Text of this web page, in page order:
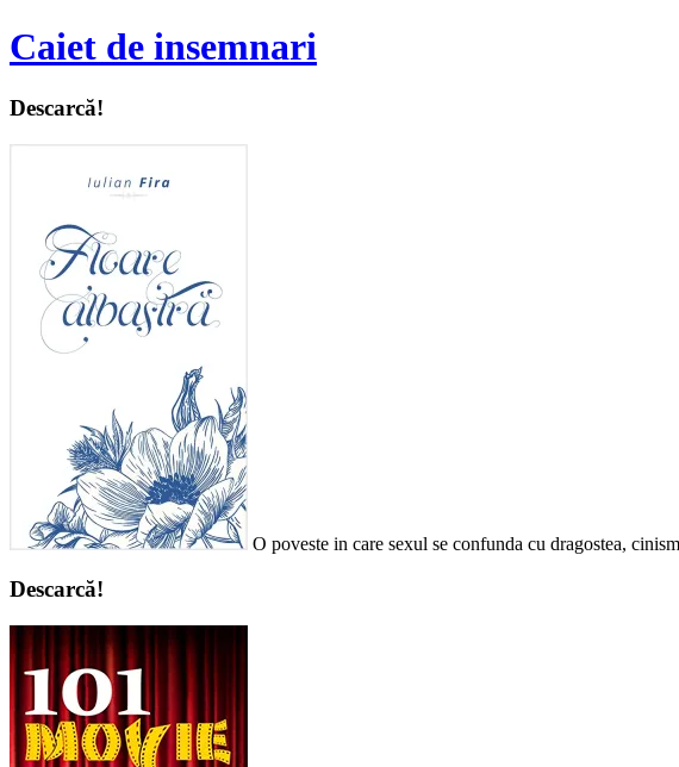
Caiet de insemnari
Descarcă!
O poveste in care sexul se confunda cu dragostea,
Descarcă!